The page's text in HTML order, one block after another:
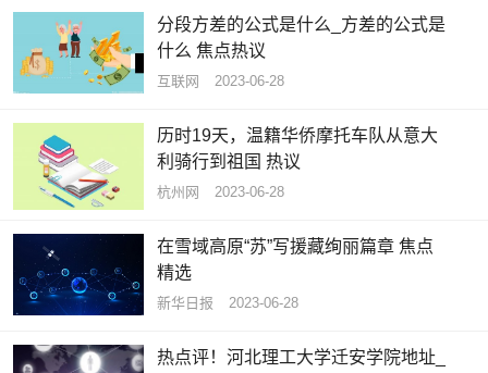
分段方差的公式是什么_方差的公式是
什么 焦点热议
互联网 2023-06-28
历时19天，温籍华侨摩托车队从意大
利骑行到祖国 热议
杭州网 2023-06-28
在雪域高原“苏”写援藏绚丽篇章 焦点
精选
新华日报 2023-06-28
热点评！河北理工大学迁安学院地址_